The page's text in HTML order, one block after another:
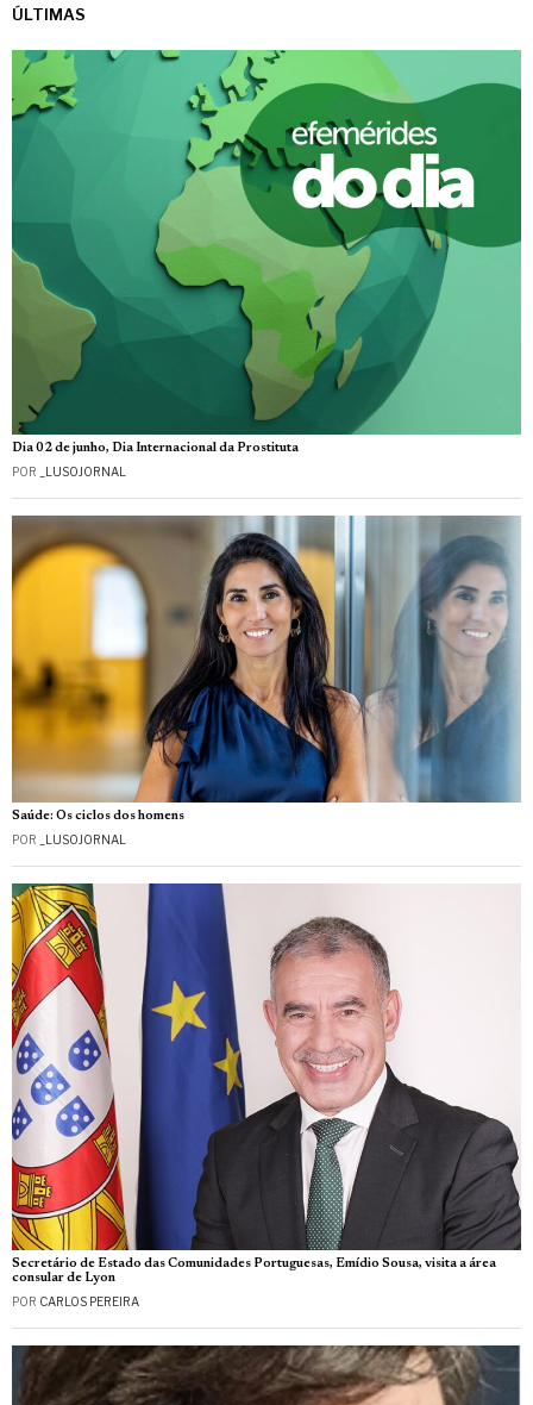
ÚLTIMAS
Dia 02 de junho, Dia Internacional da Prostituta
POR _LUSOJORNAL
Saúde: Os ciclos dos homens
POR _LUSOJORNAL
Secretário de Estado das Comunidades Portuguesas, Emídio Sousa, visita a área
consular de Lyon
POR CARLOS PEREIRA